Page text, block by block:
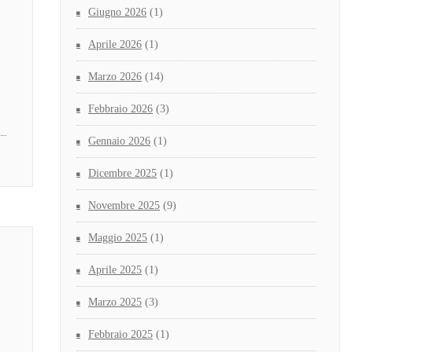
Giugno 2026 (1)
Aprile 2026 (1)
Marzo 2026 (14)
Febbraio 2026 (3)
Gennaio 2026 (1)
Dicembre 2025 (1)
Novembre 2025 (9)
Maggio 2025 (1)
Aprile 2025 (1)
Marzo 2025 (3)
Febbraio 2025 (1)